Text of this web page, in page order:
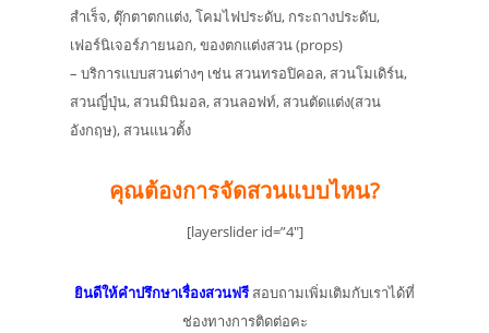
สำเร็จ, ตุ๊กตาตกแต่ง, โคมไฟประดับ, กระถางประดับ,
เฟอร์นิเจอร์ภายนอก, ของตกแต่งสวน (props)
– บริการแบบสวนต่างๆ เช่น สวนทรอปิคอล, สวนโมเดิร์น,
สวนญี่ปุ่น, สวนมินิมอล, สวนลอฟท์, สวนตัดแต่ง(สวน
อังกฤษ), สวนแนวตั้ง
คุณต้องการจัดสวนแบบไหน?
[layerslider id=”4″]
ยินดีให้คำปรึกษาเรื่องสวนฟรี สอบถามเพิ่มเติมกับเราได้ที่
ช่องทางการติดต่อคะ